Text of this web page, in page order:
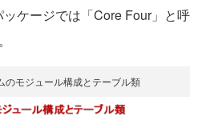
ケージでは「Core Four」と呼
モジュール構成とテーブル類